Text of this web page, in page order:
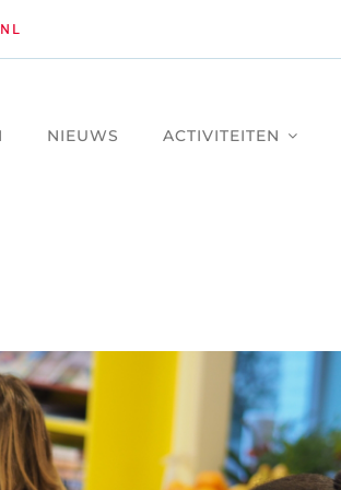
NIEUWS ACTIVITEITEN